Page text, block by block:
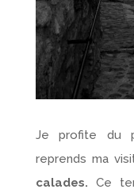
Je profite du
reprends ma
calades. Ce